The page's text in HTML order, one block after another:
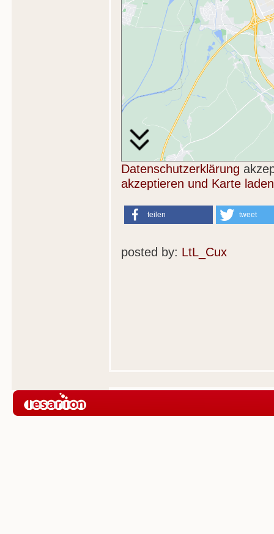
Datenschutzerklärung
akzeptieren und Karte laden
teilen tweet
posted by: LtL_Cux